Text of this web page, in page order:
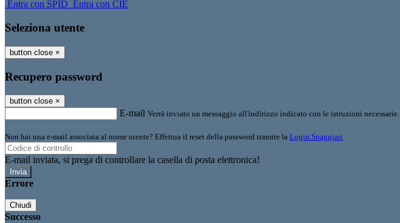
Entra con SPID Entra con CIE
Seleziona utente
button close ×
Recupero password
button close ×
E-mail Verrà inviato un messaggio all'indirizzo indicato con le istruzioni necessarie.
Non hai una e-mail associata al nome utente? Effettua il reset della password tramite la Login Spaggiari
E-mail inviata, si prega di controllare la casella di posta elettronica!
Errore
Chiudi
Successo